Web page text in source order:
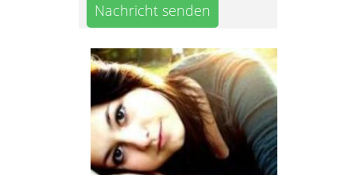
Nachricht senden